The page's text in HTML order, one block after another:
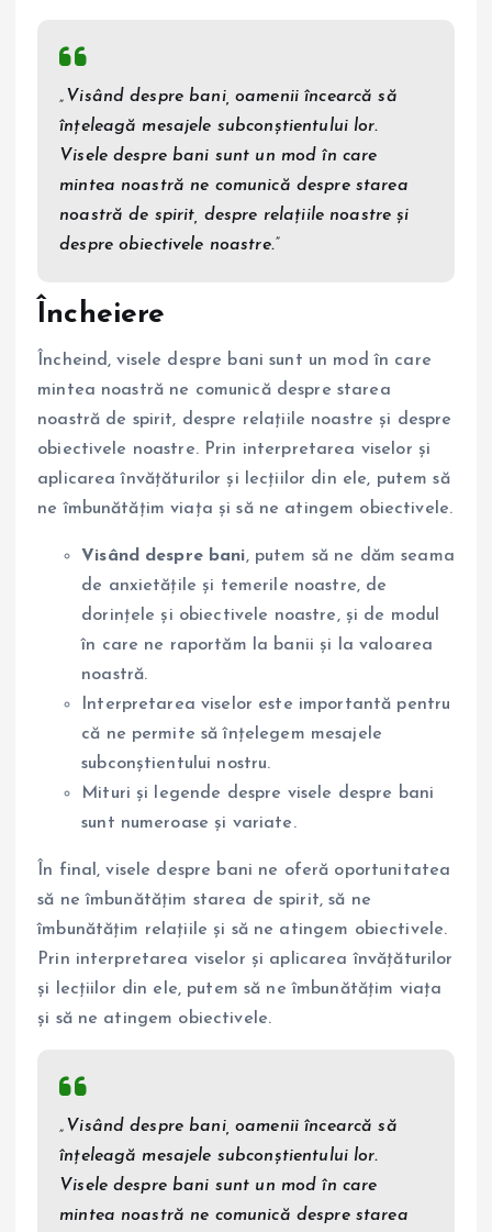
„Visând despre bani, oamenii încearcă să
înțeleagă mesajele subconștientului lor.
Visele despre bani sunt un mod în care
mintea noastră ne comunică despre starea
noastră de spirit, despre relațiile noastre și
despre obiectivele noastre.”
Încheiere
Încheind, visele despre bani sunt un mod în care
mintea noastră ne comunică despre starea
noastră de spirit, despre relațiile noastre și despre
obiectivele noastre. Prin interpretarea viselor și
aplicarea învățăturilor și lecțiilor din ele, putem să
ne îmbunătățim viața și să ne atingem obiectivele.
Visând despre bani, putem să ne dăm seama
de anxietățile și temerile noastre, de
dorințele și obiectivele noastre, și de modul
în care ne raportăm la banii și la valoarea
noastră.
Interpretarea viselor este importantă pentru
că ne permite să înțelegem mesajele
subconștientului nostru.
Mituri și legende despre visele despre bani
sunt numeroase și variate.
În final, visele despre bani ne oferă oportunitatea
să ne îmbunătățim starea de spirit, să ne
îmbunătățim relațiile și să ne atingem obiectivele.
Prin interpretarea viselor și aplicarea învățăturilor
și lecțiilor din ele, putem să ne îmbunătățim viața
și să ne atingem obiectivele.
„Visând despre bani, oamenii încearcă să
înțeleagă mesajele subconștientului lor.
Visele despre bani sunt un mod în care
mintea noastră ne comunică despre starea